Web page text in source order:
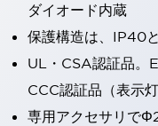
ダイオード内蔵
保護構造は、IP40
UL・CSA認証品。
CCC認証品（表示灯
専用アクセサリで